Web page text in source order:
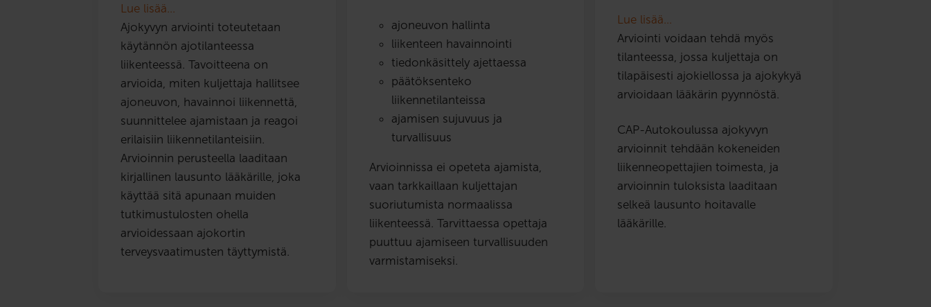
Lue lisää…
Ajokyvyn arviointi toteutetaan
käytännön ajotilanteessa
liikenteessä. Tavoitteena on
arvioida, miten kuljettaja hallitsee
ajoneuvon, havainnoi liikennettä,
suunnittelee ajamistaan ja reagoi
erilaisiin liikennetilanteisiin.
Arvioinnin perusteella laaditaan
kirjallinen lausunto lääkärille, joka
käyttää sitä apunaan muiden
tutkimustulosten ohella
arvioidessaan ajokortin
terveysvaatimusten täyttymistä.
ajoneuvon hallinta
liikenteen havainnointi
tiedonkäsittely ajettaessa
päätöksenteko
liikennetilanteissa
ajamisen sujuvuus ja
turvallisuus
Arvioinnissa ei opeteta ajamista,
vaan tarkkaillaan kuljettajan
suoriutumista normaalissa
liikenteessä. Tarvittaessa opettaja
puuttuu ajamiseen turvallisuuden
varmistamiseksi.
Lue lisää…
Arviointi voidaan tehdä myös
tilanteessa, jossa kuljettaja on
tilapäisesti ajokiellossa ja ajokykyä
arvioidaan lääkärin pyynnöstä.
CAP-Autokoulussa ajokyvyn
arvioinnit tehdään kokeneiden
liikenneopettajien toimesta, ja
arvioinnin tuloksista laaditaan
selkeä lausunto hoitavalle
lääkärille.